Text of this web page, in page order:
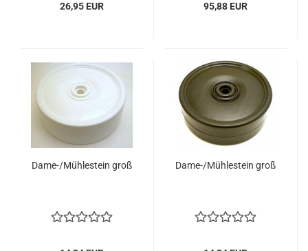
26,95 EUR 95,88 EUR
Dame-/Mühlestein groß Dame-/Mühlestein groß